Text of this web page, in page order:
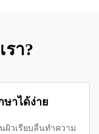
รา?
าได้ง่าย
ผิวเรียบลื่นทำความ